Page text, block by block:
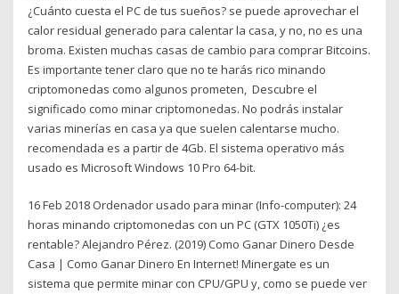
¿Cuánto cuesta el PC de tus sueños? se puede aprovechar el
calor residual generado para calentar la casa, y no, no es una
broma. Existen muchas casas de cambio para comprar Bitcoins.
Es importante tener claro que no te harás rico minando
criptomonedas como algunos prometen, Descubre el
significado como minar criptomonedas. No podrás instalar
varias minerías en casa ya que suelen calentarse mucho.
recomendada es a partir de 4Gb. El sistema operativo más
usado es Microsoft Windows 10 Pro 64-bit.
16 Feb 2018 Ordenador usado para minar (Info-computer): 24
horas minando criptomonedas con un PC (GTX 1050Ti) ¿es
rentable? Alejandro Pérez. (2019) Como Ganar Dinero Desde
Casa | Como Ganar Dinero En Internet! Minergate es un
sistema que permite minar con CPU/GPU y, como se puede ver